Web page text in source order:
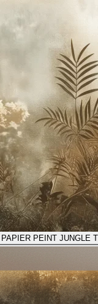
PAPIER PEINT JUNGLE